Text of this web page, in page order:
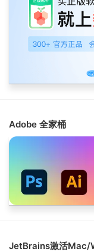
Adobe 全家桶
JetBrains激活Mac/